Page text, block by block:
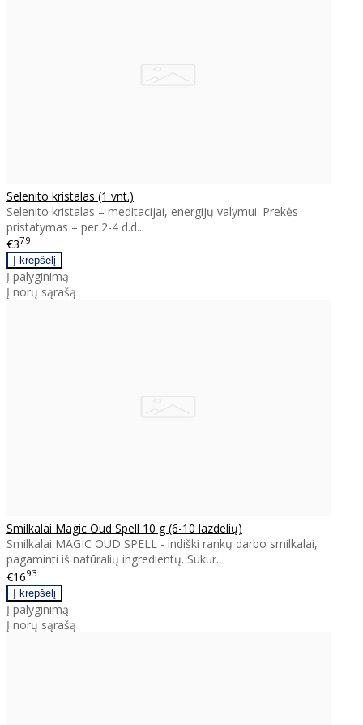
Selenito kristalas (1 vnt.)
Selenito kristalas – meditacijai, energijų valymui. Prekės
pristatymas – per 2-4 d.d...
€379
Į palyginimą
Į norų sąrašą
Smilkalai Magic Oud Spell 10 g (6-10 lazdelių)
Smilkalai MAGIC OUD SPELL - indiški rankų darbo smilkalai,
pagaminti iš natūralių ingredientų. Sukur..
€1693
Į palyginimą
Į norų sąrašą